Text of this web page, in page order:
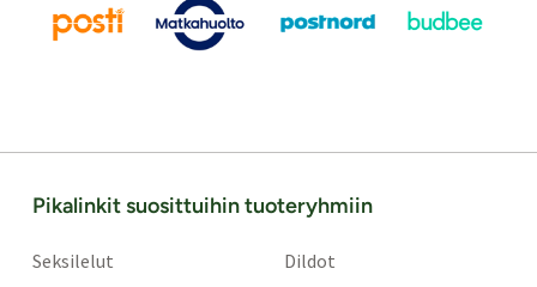
Pikalinkit suosittuihin tuoteryhmiin
Seksilelut
Dildot